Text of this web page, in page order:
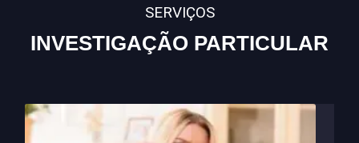
SERVIÇOS
INVESTIGAÇÃO PARTICULAR